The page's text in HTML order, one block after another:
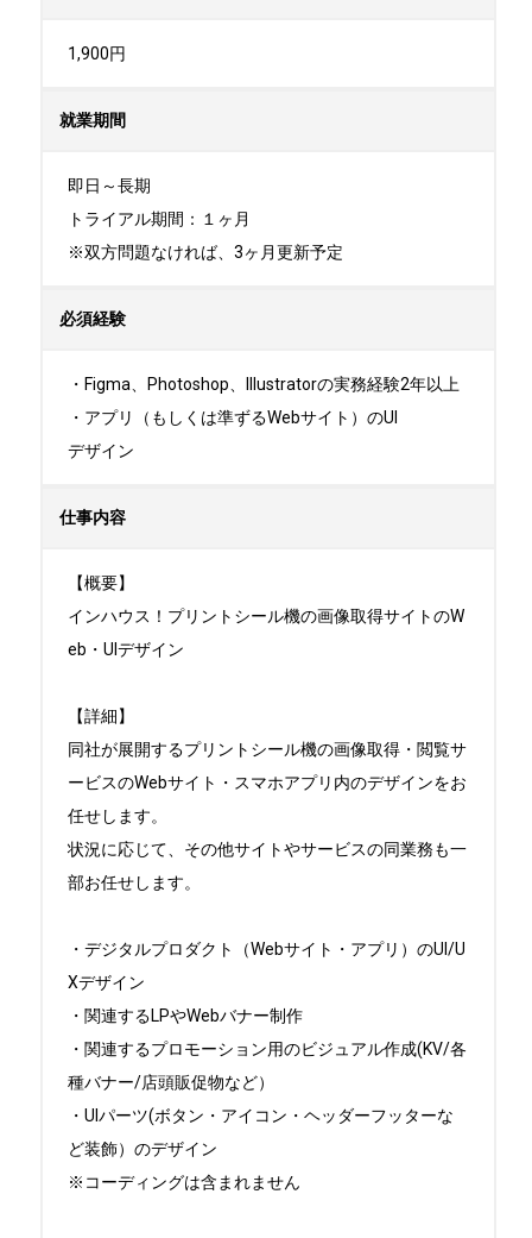
1,900円
就業期間
即日～長期
トライアル期間：１ヶ月
※双方問題なければ、3ヶ月更新予定
必須経験
・Figma、Photoshop、Illustratorの実務経験2年以上
・アプリ（もしくは準ずるWebサイト）のUI
デザイン
仕事内容
【概要】
インハウス！プリントシール機の画像取得サイトのW
eb・UIデザイン
【詳細】
同社が展開するプリントシール機の画像取得・閲覧サ
ービスのWebサイト・スマホアプリ内のデザインをお
任せします。
状況に応じて、その他サイトやサービスの同業務も一
部お任せします。
・デジタルプロダクト（Webサイト・アプリ）のUI/U
Xデザイン
・関連するLPやWebバナー制作
・関連するプロモーション用のビジュアル作成(KV/各
種バナー/店頭販促物など）
・UIパーツ(ボタン・アイコン・ヘッダーフッターな
ど装飾）のデザイン
※コーディングは含まれません